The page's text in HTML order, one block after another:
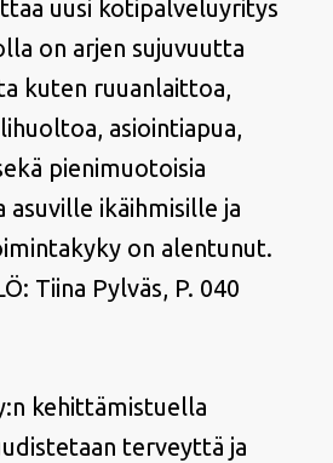
uusi kotipalveluyritys
on arjen sujuvuutta
kuten ruuanlaittoa,
asiointiapua,
pienimuotoisia
asuville ikäihmisille ja
on alentunut.
Tiina Pylväs, P. 040
kehittämistuella
terveyttä ja